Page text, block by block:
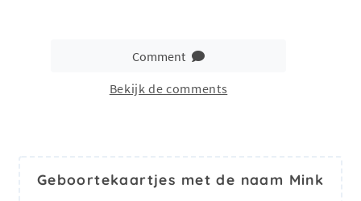
Comment
Bekijk de comments
Geboortekaartjes met de naam Mink